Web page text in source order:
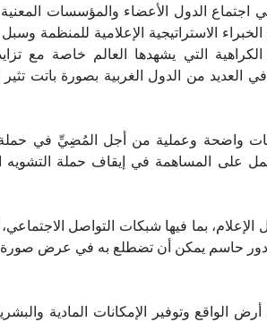
الدول الأعضاء والمؤسسات المعنية
الاستراتيجية الإعلامية للمنظمة
التي يشهدها العالم خاصة مع
من الدول الغربية بصورة باتت تثير
واضحة وعملية من أجل المُضِيِّ في
على المساهمة في إيقاف حملة التشويه
بما فيها شبكات التواصل الاجتماعي،
دور حاسم يمكن أن تضطلع به في عرض
الواقع وتوفير الإمكانات المادية